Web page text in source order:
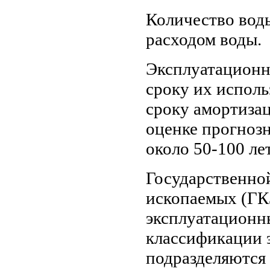
Количество
расходом воды.
сроку их
сроку
оценке
около 50-100
ископаемых
классификации